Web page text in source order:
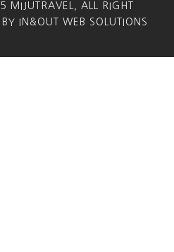
MIJUTRAVEL, ALL RIGHT
BY IN&OUT WEB SOLUTIONS